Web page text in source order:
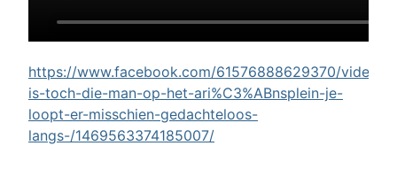
https://www.facebook.com/61576888629370/videos/
is-toch-die-man-op-het-ari%C3%ABnsplein-je-
loopt-er-misschien-gedachteloos-
langs-/1469563374185007/